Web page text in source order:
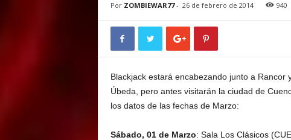
Por ZOMBIEWAR77- 26 de febrero de 2014 940
Blackjack estará encabezando junto a
Úbeda, pero antes visitarán la ciudad de
los datos de las fechas de Marzo:
Sábado, 01 de Marzo: Sala Los Clásicos